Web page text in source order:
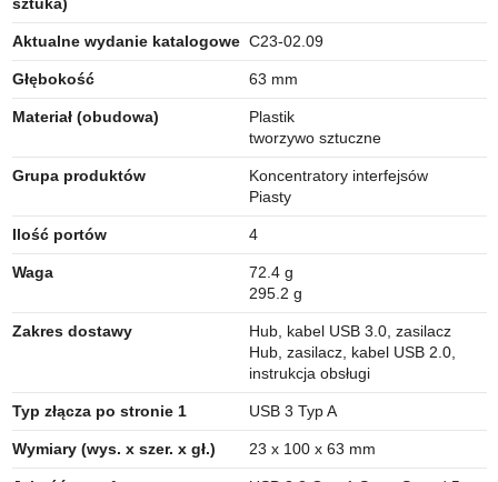
Aktualne wydanie katalogowe C23-02.09
Głębokość 63 mm
Materiał (obudowa)
Plastik
tworzywo sztuczne
Grupa produktów
Koncentratory interfejsów
Piasty
Ilość portów 4
Waga
72.4 g
295.2 g
Zakres dostawy
Hub, kabel USB 3.0, zasilacz
Hub, zasilacz, kabel USB 2.0,
instrukcja obsługi
Typ złącza po stronie 1 USB 3 Typ A
Wymiary (wys. x szer. x gł.) 23 x 100 x 63 mm